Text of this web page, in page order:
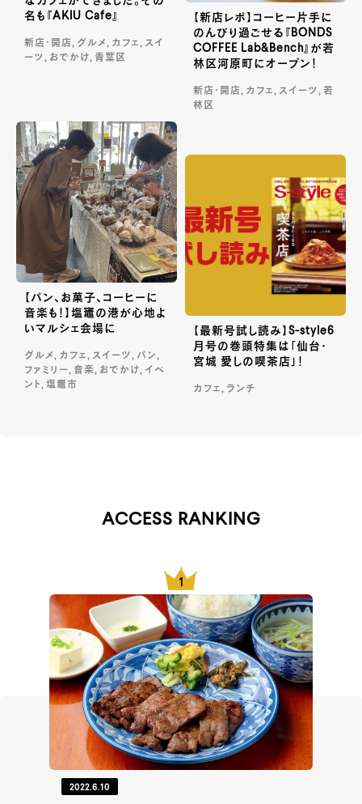
名も『AKIU Cafe』
新店・開店, グルメ, カフェ, スイ
ーツ, おでかけ, 青葉区
【新店レポ】コーヒー片手に
のんびり過ごせる『BONDS
COFFEE Lab&Bench』が若
林区河原町にオープン！
新店・開店, カフェ, スイーツ, 若
林区
【パン、お菓子、コーヒーに
音楽も！】塩竈の港が心地よ
いマルシェ会場に
グルメ, カフェ, スイーツ, パン,
ファミリー, 音楽, おでかけ, イベ
ント, 塩竈市
【最新号試し読み】S-style6
月号の巻頭特集は「仙台・
宮城 愛しの喫茶店」！
カフェ, ランチ
ACCESS RANKING
2022.6.10